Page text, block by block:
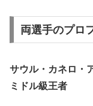
両選手のプロ
サウル・カネロ・
ミドル級王者